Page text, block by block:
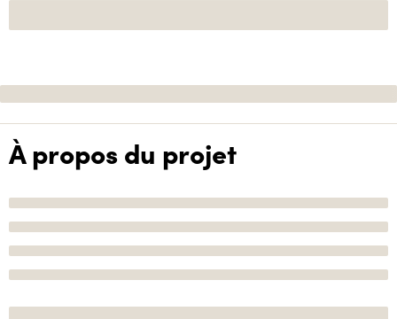
À propos du projet